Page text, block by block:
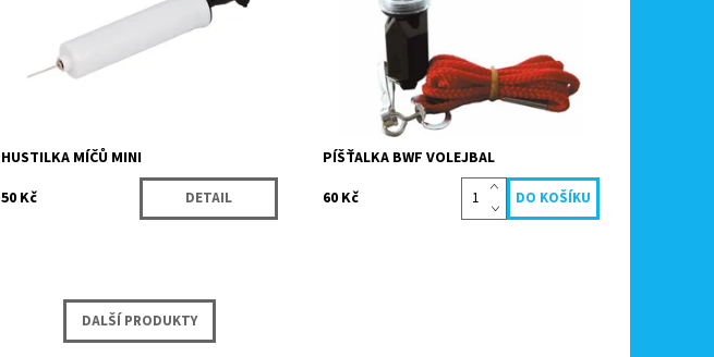
Dostupnost:
Momentálně
nedostupné
9861
HUSTILKA MÍČŮ MINI
50 Kč
DETAIL
Dostupnost:
Skladem
4215
Köck sport
PÍŠŤALKA BWF VOLEJBAL
60 Kč
DALŠÍ PRODUKTY